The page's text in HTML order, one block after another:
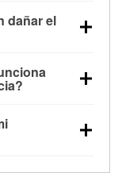
un tiempo
el vehículo
para
dañar el
y pueden
provocar una
son
y más